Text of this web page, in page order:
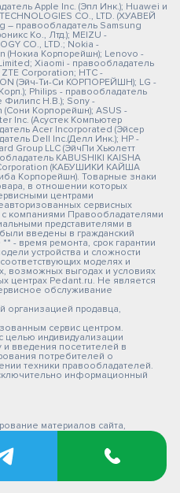
Apple Inc. (Эпл Инк.); Huawei и
CO., LTD. (ХУАВЕЙ
правообладатель Samsung
Ко., Лтд.); MEIZU -
CO., LTD.; Nokia -
(Нокиа Корпорейшн); Lenovo -
Xiaomi - правообладатель
Corporation; HTC -
(Эйч-Ти-Си КОРПОРЕЙШН); LG -
Philips - правообладатель
Филипс Н.В.); Sony -
Корпорейшн); ASUS -
Inc. (Асустек Компьютер
Acer Incorporated (Эйсер
Dell Inc.(Делл Инк.); HP -
Group LLC (ЭйчПи Хьюлетт
KABUSHIKI KAISHA
(КАБУШИКИ КАЙША
Корпорейшн). Товарные знаки
в отношении которых
центрами
сервисных
с компаниями Правообладателями
представителями в
введены в гражданский
- время ремонта, срок гарантии
устройства и сложности
моделях и
возможных выгодах и условиях
центрах Pedant.ru. Не является
обслуживание
продавца,
сервис центром.
индивидуализации
и введения посетителей в
потребителей о
техники правообладателей.
информационный
материалов сайта,
допускается.